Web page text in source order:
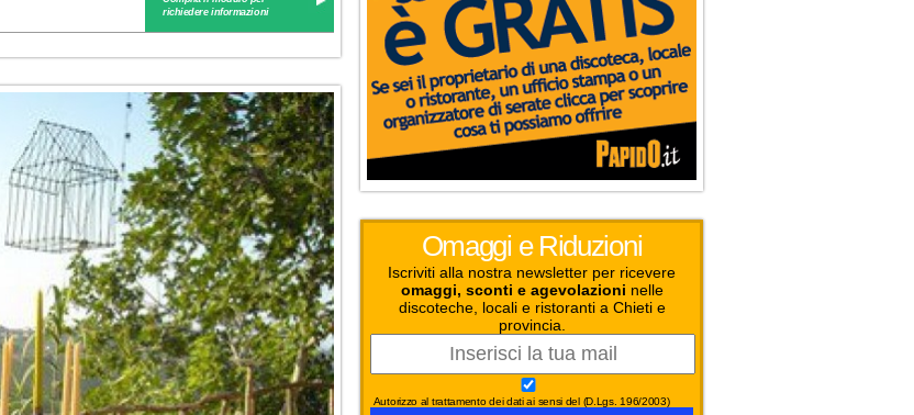
richiedere informazioni
Omaggi e Riduzioni
Iscriviti alla nostra newsletter per ricevere
omaggi, sconti e agevolazioni nelle
discoteche, locali e ristoranti a Chieti e
provincia.
Autorizzo al trattamento dei dati ai sensi del (D.Lgs. 196/2003)